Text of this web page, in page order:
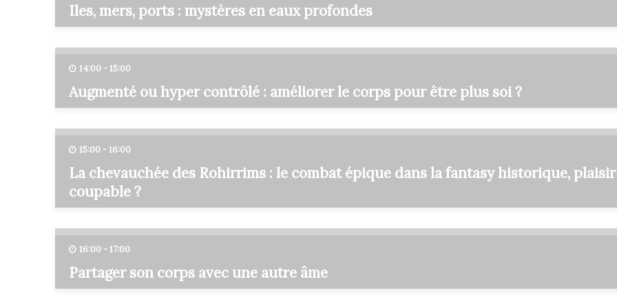
Iles, mers, ports : mystères en eaux profondes
14:00 - 15:00
Augmenté ou hyper contrôlé : améliorer le corps pour être plus soi ?
15:00 - 16:00
La chevauchée des Rohirrims : le combat épique dans la fantasy historique, plaisir
coupable ?
16:00 - 17:00
Partager son corps avec une autre âme